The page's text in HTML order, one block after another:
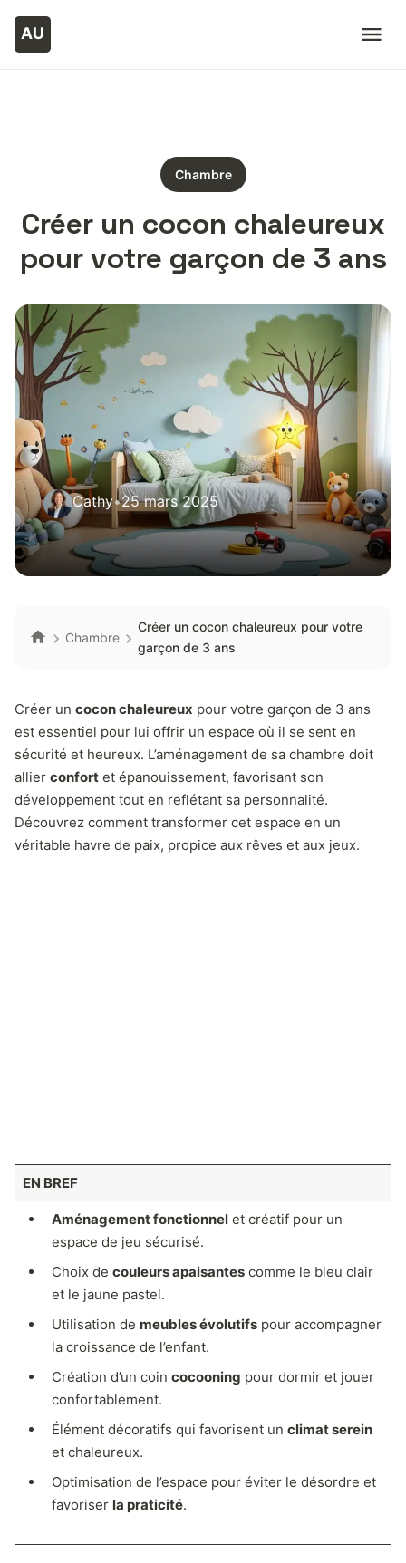
Chambre
Créer un cocon chaleureux
pour votre garçon de 3 ans
Cathy•25 mars 2025
Chambre
Créer un cocon chaleureux pour votre
garçon de 3 ans
Créer un cocon chaleureux pour votre garçon de 3 ans
est essentiel pour lui offrir un espace où il se sent en
sécurité et heureux. L’aménagement de sa chambre doit
allier confort et épanouissement, favorisant son
développement tout en reflétant sa personnalité.
Découvrez comment transformer cet espace en un
véritable havre de paix, propice aux rêves et aux jeux.
EN BREF
Aménagement fonctionnelet créatif pour un
espace de jeu sécurisé.
Choix de couleurs apaisantescomme le bleu clair
et le jaune pastel.
Utilisation de meubles évolutifspour accompagner
la croissance de l’enfant.
Création d’un coin cocooning pour dormir et jouer
confortablement.
Élément décoratifs qui favorisent un climat serein
et chaleureux.
Optimisation de l’espace pour éviter le désordre et
favoriser la praticité.